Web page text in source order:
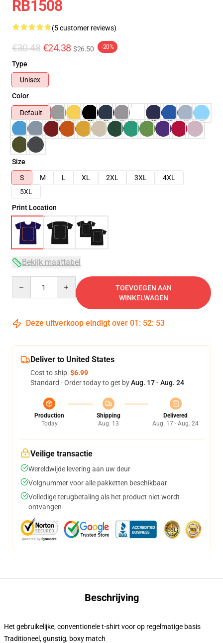
RB1508
(5 customer reviews)
€30.48 €24.38 $26.50 -20%
Type
Unisex
Color
Default
Size
S
M L XL 2XL 3XL
4XL
5XL
Print Location
Bekijk maattabel
TOEVOEGEN AAN
WINKELWAGEN
Deze uitverkoop eindigt over 01 : 52: 52
Deliver to United States
Cost to ship:$6.99
Standard - Order today to get byAug. 17 - Aug. 24
Production
Today
Shipping
Aug. 13
Delivered
Aug. 17 - Aug. 24
Veilige transactie
Wereldwijde levering aan uw deur
Volgnummer voor alle pakketten beschikbaar
Volledige terugbetaling als het product niet wordt
ontvangen
Beschrijving
Het gebruikelijke, conventionele t-shirt voor op regelmatige basis
Traditioneel, gunstig, boxy match